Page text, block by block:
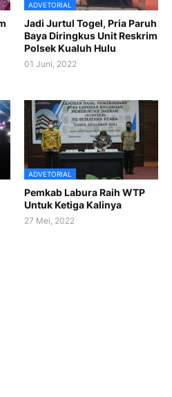
ADVETORIAL
Jadi Jurtul Togel, Pria Paruh
Baya Diringkus Unit Reskrim
Polsek Kualuh Hulu
01 Juni, 2022
ADVETORIAL
Pemkab Labura Raih WTP
Untuk Ketiga Kalinya
27 Mei, 2022